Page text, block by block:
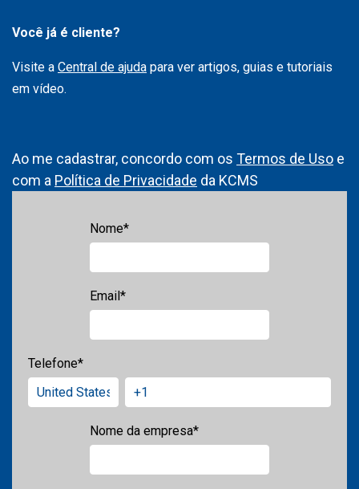
Você já é cliente?
Visite a Central de ajuda para ver artigos, guias e tutoriais
em vídeo.
Ao me cadastrar, concordo com os Termos de Uso e
com a Política de Privacidade da KCMS
Nome*
Email*
Telefone*
Nome da empresa*